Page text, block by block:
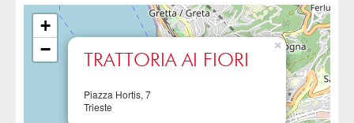
TRATTORIA AI FIORI
Piazza Hortis, 7
Trieste
×
+
−